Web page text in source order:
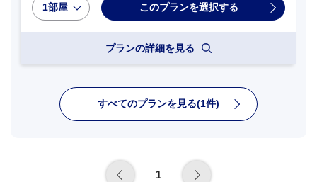
1部屋
プランの詳細を見る
すべてのプランを見る(1件)
1